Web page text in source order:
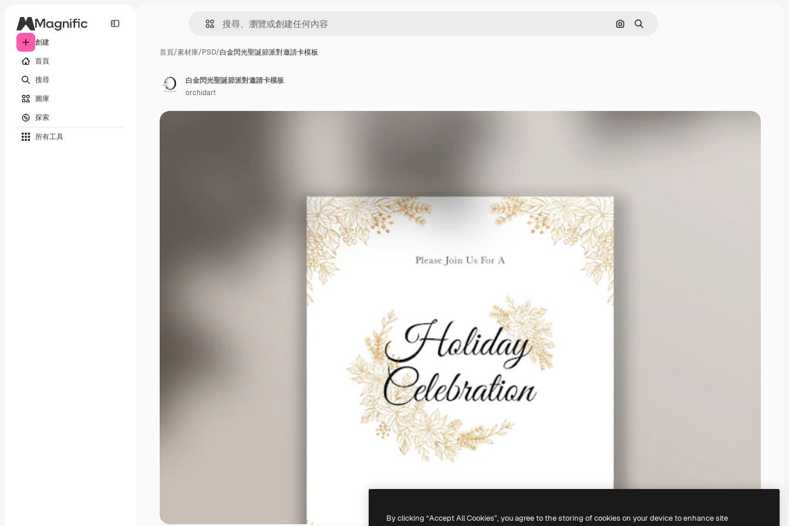
創建
首頁
搜尋
圖庫
探索
所有工具
通過圖像搜索
搜尋
首頁/素材庫/PSD/白金閃光聖誕節派對邀請卡模板
白金閃光聖誕節派對邀請卡模板
orchidart
By clicking “Accept All Cookies”, you agree to the storing of cookies on your device to enhance site